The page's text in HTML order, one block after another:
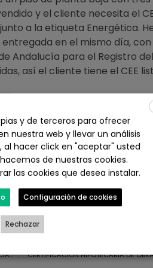
y el cliente necesita el
a la etiqueta Energética.
en el mismo día,
Andalucía para el Registro del
así el cliente tiene el CEE
Rico nº16, Huelva por tlf. al
presupuesto-
LinkedIn WhatsApp
TASACION HIPOTECARIA DE UN ADOSADO EN ROCIANA DEL CONDADO, HUELVA CERTIFICACION HIPOTECARIA DE
y de terceros para ofrecer
nuestra web y llevar un análisis
al hacer click en "aceptar" usted
de nuestras cookies.
las cookies que desea instalar.
Configuración de cookies
Rechazar